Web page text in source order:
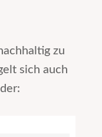
zu
sich auch